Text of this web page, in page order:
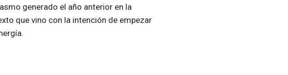
generado el año anterior en la
que vino con la intención de empezar